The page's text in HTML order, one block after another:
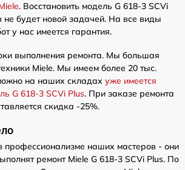
. Восстановить модель G 618-3 SCVi
не будет новой задачей. На все виды
у нас имеется гарантия.
выполнения ремонта. Мы большая
Miele. Мы имеем более 20 тыс.
на наших складах уже имеется
G 618-3 SCVi Plus. При заказе ремонта
скидка -25%.
профессионализме наших мастеров - они
ремонт Miele G 618-3 SCVi Plus. По